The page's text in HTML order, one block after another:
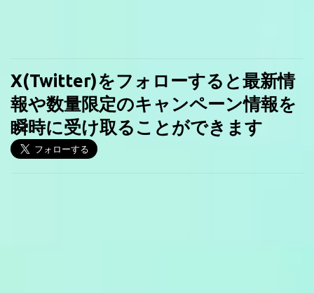
X(Twitter)をフォローすると最新情
報や数量限定のキャンペーン情報を
瞬時に受け取ることができます